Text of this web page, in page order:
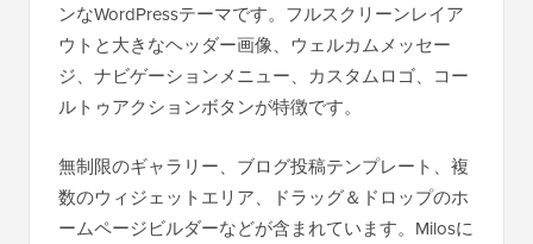
ンなWordPressテーマです。フルスクリーンレイア
ウトと大きなヘッダー画像、ウェルカムメッセー
ジ、ナビゲーションメニュー、カスタムロゴ、コー
ルトゥアクションボタンが特徴です。
無制限のギャラリー、ブログ投稿テンプレート、複
数のウィジェットエリア、ドラッグ＆ドロップのホ
ームページビルダーなどが含まれています。Milosに